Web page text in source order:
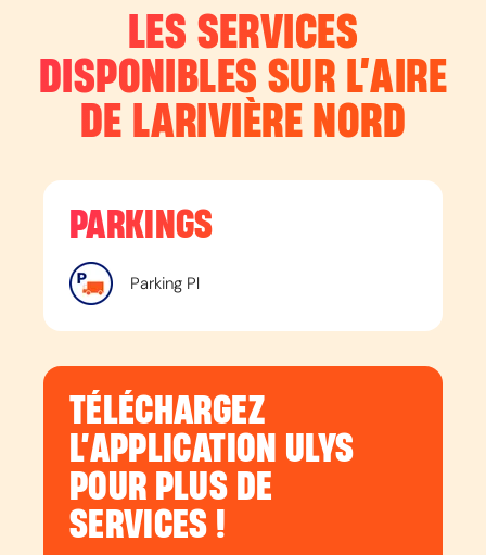
LES SERVICES
DISPONIBLES SUR L’AIRE
DE LARIVIÈRE NORD
PARKINGS
Parking Pl
TÉLÉCHARGEZ
L’APPLICATION ULYS
POUR PLUS DE
SERVICES !